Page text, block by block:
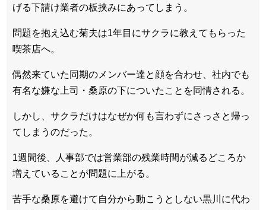
げる下請け業者の板挟みにあってしまう。
問題を抱え込む菊夫は1年目にサクラに教えてもらった
喫茶店へ。
偶然来ていた同期のメンバー達と顔を合わせ、社内でも
有名な嫌な上司・桑原の下についたことを同情される。
しかし、サクラだけはなぜか何も言わずにさっさと帰っ
てしまうのだった。
1週間後、人事部では営業部の残業時間が減るどころか
増えていることが問題に上がる。
苦手な桑原を避けて自分から動こうとしない黒川に代わ